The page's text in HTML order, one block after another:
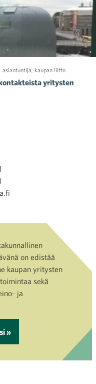
asiantuntija, kaupan liitto
yritysten
on edistää
kaupan yritysten
sekä
ja
»